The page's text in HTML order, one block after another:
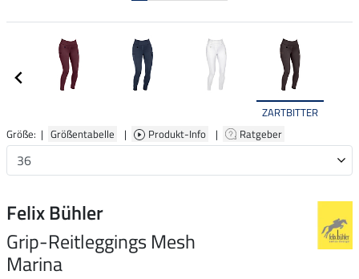
ZARTBITTER
Größe: | Größentabelle | Produkt-Info | Ratgeber
Felix Bühler
Grip-Reitleggings Mesh
Marina